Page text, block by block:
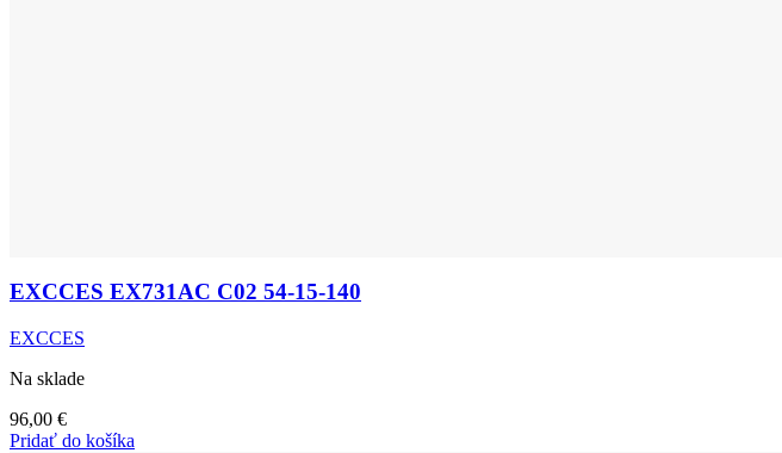
EXCCES EX731AC C02 54-15-140
EXCCES
Na sklade
96,00 €
Pridať do košíka